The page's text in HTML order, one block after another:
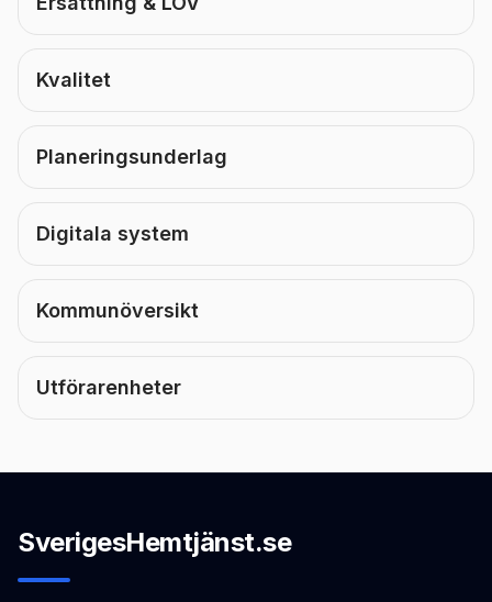
Kvalitet
Planeringsunderlag
Digitala system
Kommunöversikt
Utförarenheter
SverigesHemtjänst.se